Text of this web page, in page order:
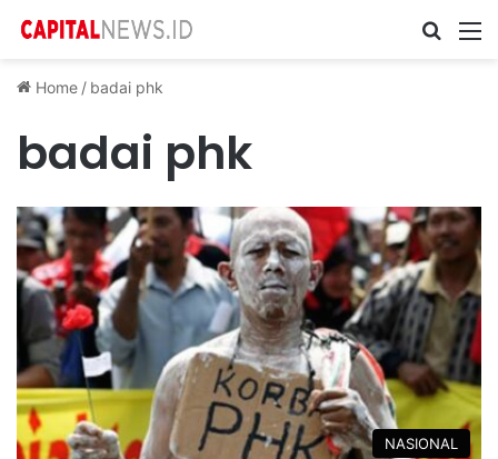
Cari ...
Home / badai phk
badai phk
NASIONAL